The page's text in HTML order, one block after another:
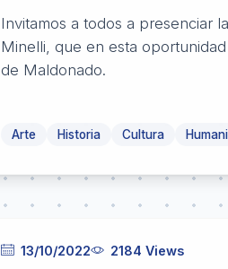
Invitamos a todos a presenciar
Minelli, que en esta
de Maldonado.
Arte Historia Cultura
13/10/2022 2184 Views